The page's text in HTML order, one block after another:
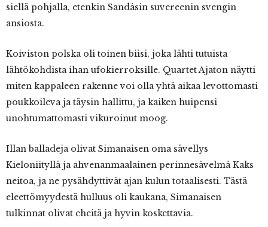
siellä pohjalla, etenkin Sandåsin suvereenin svengin
ansiosta.
Koiviston polska oli toinen biisi, joka lähti tutuista
lähtökohdista ihan ufokierroksille. Quartet Ajaton näytti
miten kappaleen rakenne voi olla yhtä aikaa levottomasti
poukkoileva ja täysin hallittu, ja kaiken huipensi
unohtumattomasti vikuroinut moog.
Illan balladeja olivat Simanaisen oma sävellys
Kieloniityllä ja ahvenanmaalainen perinnesävelmä Kaks
neitoa, ja ne pysähdyttivät ajan kulun totaalisesti. Tästä
eleettömyydestä hulluus oli kaukana, Simanaisen
tulkinnat olivat eheitä ja hyvin koskettavia.